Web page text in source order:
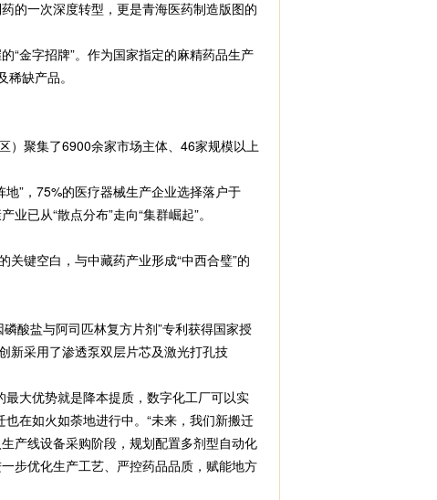
的一次深度转型，更是青海医药制造版图的
金字招牌”。作为国家指定的麻精药品生产
缺产品。
聚集了6900余家市场主体、46家规模以上
”，75%的医疗器械生产企业选择落户于
已从“散点分布”走向“集群崛起”。
键空白，与中藏药产业形成“中西合璧”的
酸盐与阿司匹林复方片剂”专利获得国家授
新采用了渗透泵双层片芯及激光打孔技
大优势就是降本提质，数字化工厂可以实
在如火如荼地进行中。“未来，我们新搬迁
产线设备采购阶段，规划配置多剂型自动化
步优化生产工艺、严控药品品质，赋能地方